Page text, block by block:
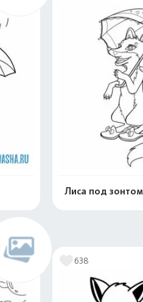
Лиса под зонтом
638